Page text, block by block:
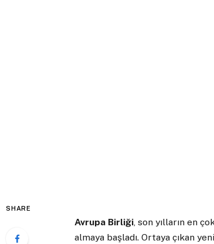
SHARE
Avrupa Birliği, son yılların en
almaya başladı. Ortaya çıkan